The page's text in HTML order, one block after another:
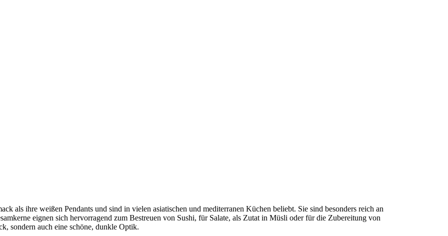
als ihre weißen Pendants und sind in vielen asiatischen und mediterranen Küchen beliebt. Sie sind besonders reich an
eignen sich hervorragend zum Bestreuen von Sushi, für Salate, als Zutat in Müsli oder für die Zubereitung von
sondern auch eine schöne, dunkle Optik.